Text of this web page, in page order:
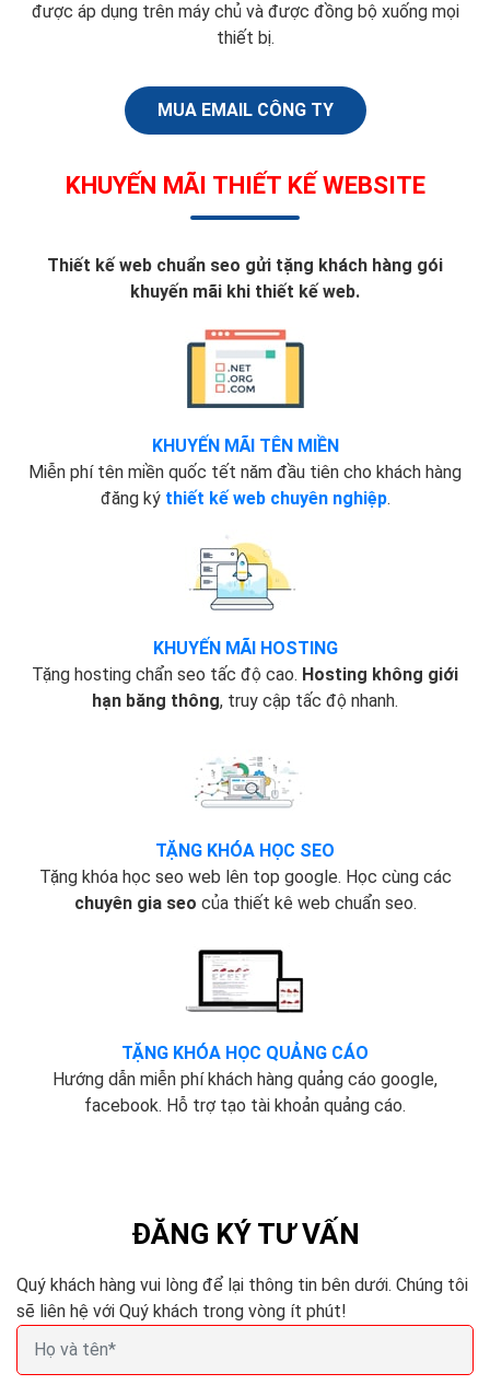
được áp dụng trên máy chủ và được đồng bộ xuống mọi
thiết bị.
MUA EMAIL CÔNG TY
KHUYẾN MÃI THIẾT KẾ WEBSITE
Thiết kế web chuẩn seo gửi tặng khách hàng gói
khuyến mãi khi thiết kế web.
KHUYẾN MÃI TÊN MIỀN
Miễn phí tên miền quốc tết năm đầu tiên cho khách hàng
đăng ký thiết kế web chuyên nghiệp.
KHUYẾN MÃI HOSTING
Tặng hosting chẩn seo tấc độ cao. Hosting không giới
hạn băng thông, truy cập tấc độ nhanh.
TẶNG KHÓA HỌC SEO
Tặng khóa học seo web lên top google. Học cùng các
chuyên gia seo của thiết kê web chuẩn seo.
TẶNG KHÓA HỌC QUẢNG CÁO
Hướng dẫn miễn phí khách hàng quảng cáo google,
facebook. Hỗ trợ tạo tài khoản quảng cáo.
ĐĂNG KÝ TƯ VẤN
Quý khách hàng vui lòng để lại thông tin bên dưới. Chúng tôi
sẽ liên hệ với Quý khách trong vòng ít phút!